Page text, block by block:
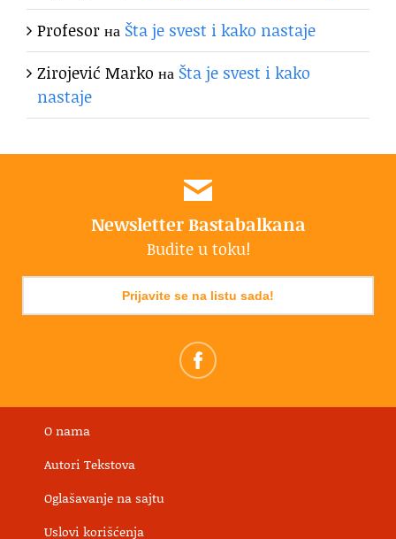
Profesorна Šta je svest i kako nastaje
Zirojević Marko на Šta je svest i kako
nastaje
Newsletter Bastabalkana
Budite u toku!
Prijavite se na listu sada!
O nama
Autori Tekstova
Oglašavanje na sajtu
Uslovi korišćenja